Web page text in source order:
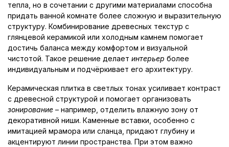
тепла, но в сочетании с другими материалами способна
придать ванной комнате более сложную и выразительную
структуру. Комбинирование древесных текстур с
глянцевой керамикой или холодным камнем помогает
достичь баланса между комфортом и визуальной
чистотой. Такое решение делает интерьер более
индивидуальным и подчёркивает его архитектуру.
Керамическая плитка в светлых тонах усиливает контраст
с древесной структурой и помогает организовать
зонирование – например, отделить влажную зону от
декоративной ниши. Каменные вставки, особенно с
имитацией мрамора или сланца, придают глубину и
акцентируют линии пространства. При этом важно